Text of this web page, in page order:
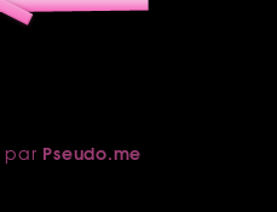
par Pseudo.me